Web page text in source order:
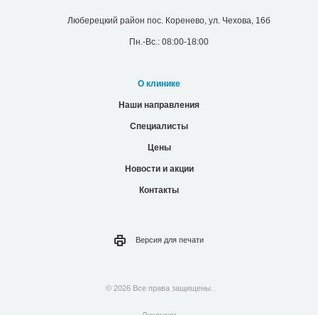
Люберецкий район пос. Коренево, ул. Чехова, 16б
Пн.-Вс.: 08:00-18:00
О клинике
Наши направления
Специалисты
Цены
Новости и акции
Контакты
Версия для печати
© 2026 Все права защищены.